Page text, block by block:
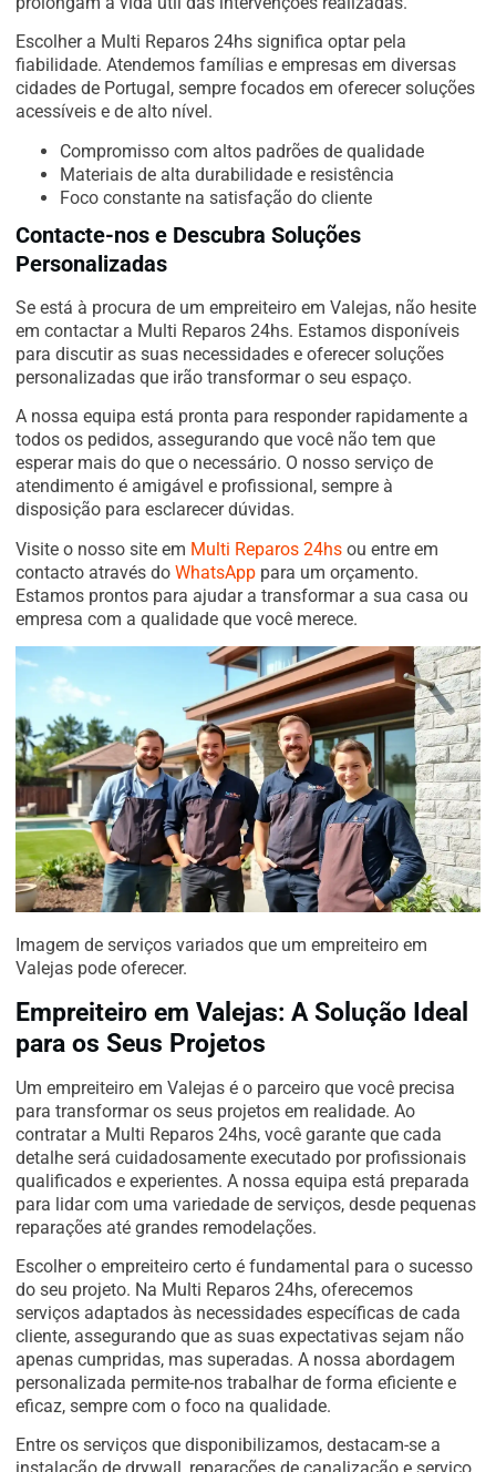
Escolher a Multi Reparos 24hs significa optar pela
fiabilidade. Atendemos famílias e empresas em diversas
cidades de Portugal, sempre focados em oferecer soluções
acessíveis e de alto nível.
Compromisso com altos padrões de qualidade
Materiais de alta durabilidade e resistência
Foco constante na satisfação do cliente
Contacte-nos e Descubra Soluções
Personalizadas
Se está à procura de um empreiteiro em Valejas, não hesite
em contactar a Multi Reparos 24hs. Estamos disponíveis
para discutir as suas necessidades e oferecer soluções
personalizadas que irão transformar o seu espaço.
A nossa equipa está pronta para responder rapidamente a
todos os pedidos, assegurando que você não tem que
esperar mais do que o necessário. O nosso serviço de
atendimento é amigável e profissional, sempre à
disposição para esclarecer dúvidas.
Visite o nosso site em Multi Reparos 24hs ou entre em
contacto através do WhatsApp para um orçamento.
Estamos prontos para ajudar a transformar a sua casa ou
empresa com a qualidade que você merece.
Imagem de serviços variados que um empreiteiro em
Valejas pode oferecer.
Empreiteiro em Valejas: A Solução Ideal
para os Seus Projetos
Um empreiteiro em Valejas é o parceiro que você precisa
para transformar os seus projetos em realidade. Ao
contratar a Multi Reparos 24hs, você garante que cada
detalhe será cuidadosamente executado por profissionais
qualificados e experientes. A nossa equipa está preparada
para lidar com uma variedade de serviços, desde pequenas
reparações até grandes remodelações.
Escolher o empreiteiro certo é fundamental para o sucesso
do seu projeto. Na Multi Reparos 24hs, oferecemos
serviços adaptados às necessidades específicas de cada
cliente, assegurando que as suas expectativas sejam não
apenas cumpridas, mas superadas. A nossa abordagem
personalizada permite-nos trabalhar de forma eficiente e
eficaz, sempre com o foco na qualidade.
Entre os serviços que disponibilizamos, destacam-se a